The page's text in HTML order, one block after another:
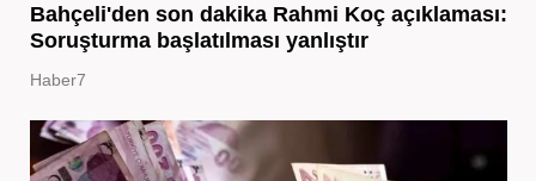
Bahçeli'den son dakika Rahmi Koç açıklaması:
Soruşturma başlatılması yanlıştır
Haber7